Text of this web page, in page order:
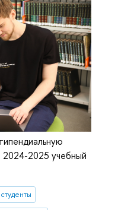
2024-2025 учебный
студенты